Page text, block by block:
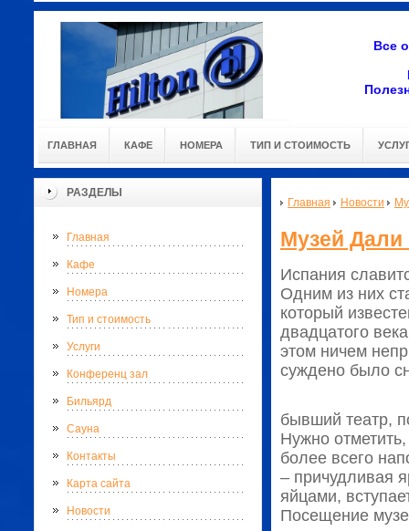
Все
ГЛАВНАЯ КАФЕ НОМЕРА ТИП И СТОИМОСТЬ
РАЗДЕЛЫ
Главная
Кафе
Номера
Тип и стоимость
Услуги
Конференц зал
Бильярд
Сауна
Контакты
Карта сайта
Новости
Главная Новости
Музей Дали
Испания
Одним из них
который
двадцатого
этом ничем
суждено было
бывший театр,
Нужно
более всего
– причудливая
яйцами,
Посещение